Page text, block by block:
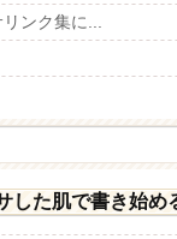
ンク集に...
した肌で書き始め